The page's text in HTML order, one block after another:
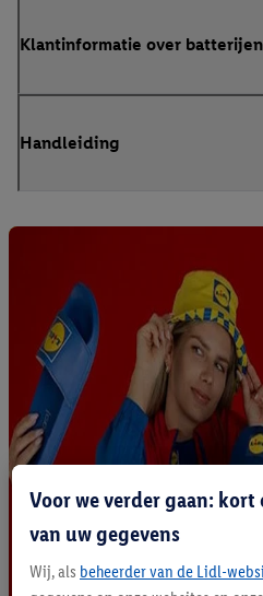
Klantinformatie over batterijen
Handleiding
Voor we verder gaan:
van uw gegevens
Wij, als beheerder van de Lidl-